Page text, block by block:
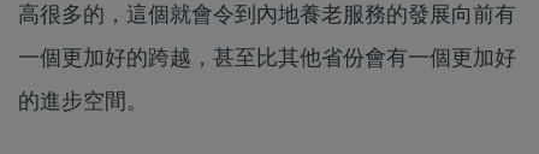
高很多的，這個就會令到內地養老服務的發展向前有
一個更加好的跨越，甚至比其他省份會有一個更加好
的進步空間。